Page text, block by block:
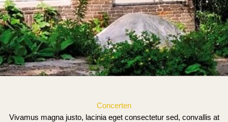
Concerten
Vivamus magna justo, lacinia eget consectetur sed, convallis at